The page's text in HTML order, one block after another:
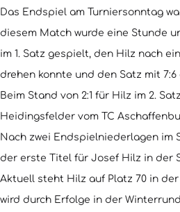
Das Endspiel am Turniersonntag
diesem Match wurde eine Stunde
im 1. Satz gespielt, den Hilz nach
drehen konnte und den Satz mit 7:6
Beim Stand von 2:1 für Hilz im 2.
Heidingsfelder vom TC
Nach zwei Endspielniederlagen im
der erste Titel für Josef Hilz in der
Aktuell steht Hilz auf Platz 70 in
wird durch Erfolge in der